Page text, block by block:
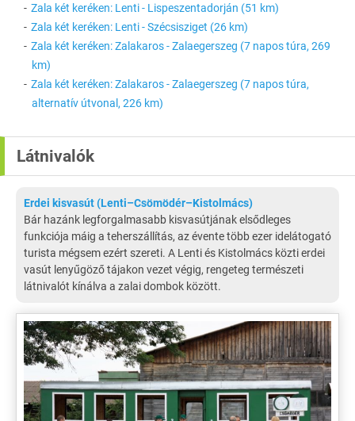
Zala két keréken: Lenti - Lispeszentadorján (51 km)
Zala két keréken: Lenti - Szécsisziget (26 km)
Zala két keréken: Zalakaros - Zalaegerszeg (7 napos túra, 269
km)
Zala két keréken: Zalakaros - Zalaegerszeg (7 napos túra,
alternatív útvonal, 226 km)
Látnivalók
Erdei kisvasút (Lenti–Csömödér–Kistolmács)
Bár hazánk legforgalmasabb kisvasútjának elsődleges
funkciója máig a teherszállítás, az évente több ezer idelátogató
turista mégsem ezért szereti. A Lenti és Kistolmács közti erdei
vasút lenyűgöző tájakon vezet végig, rengeteg természeti
látnivalót kínálva a zalai dombok között.